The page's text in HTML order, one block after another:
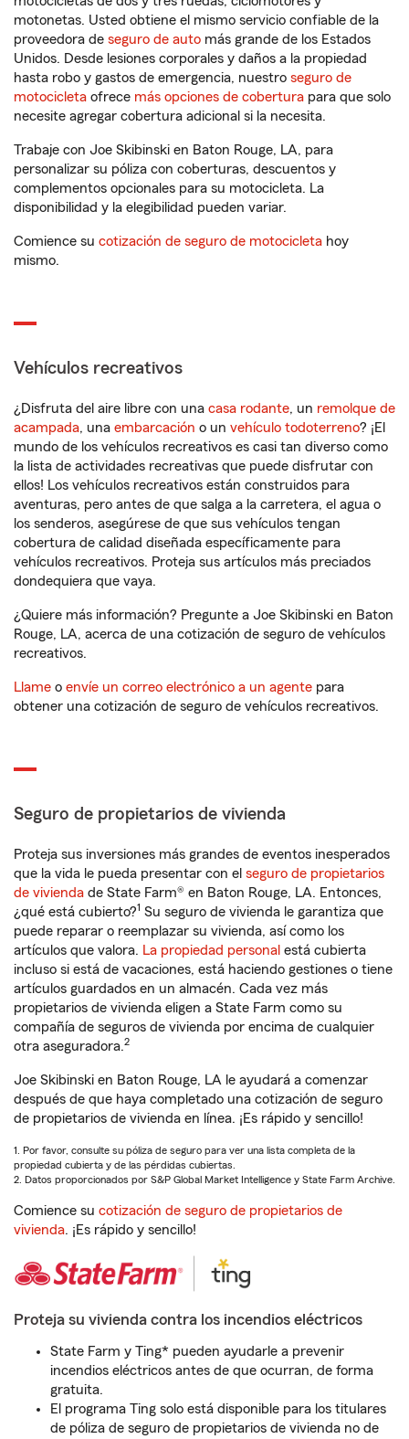
motonetas. Usted obtiene el mismo servicio confiable de la
proveedora de seguro de auto más grande de los Estados
Unidos. Desde lesiones corporales y daños a la propiedad
hasta robo y gastos de emergencia, nuestro seguro de
motocicleta ofrece más opciones de cobertura para que solo
necesite agregar cobertura adicional si la necesita.
Trabaje con Joe Skibinski en Baton Rouge, LA, para
personalizar su póliza con coberturas, descuentos y
complementos opcionales para su motocicleta. La
disponibilidad y la elegibilidad pueden variar.
Comience su cotización de seguro de motocicleta hoy
mismo.
Vehículos recreativos
¿Disfruta del aire libre con una casa rodante, un remolque de
acampada, una embarcación o un vehículo todoterreno? ¡El
mundo de los vehículos recreativos es casi tan diverso como
la lista de actividades recreativas que puede disfrutar con
ellos! Los vehículos recreativos están construidos para
aventuras, pero antes de que salga a la carretera, el agua o
los senderos, asegúrese de que sus vehículos tengan
cobertura de calidad diseñada específicamente para
vehículos recreativos. Proteja sus artículos más preciados
dondequiera que vaya.
¿Quiere más información? Pregunte a Joe Skibinski en Baton
Rouge, LA, acerca de una cotización de seguro de vehículos
recreativos.
Llame o envíe un correo electrónico a un agente para
obtener una cotización de seguro de vehículos recreativos.
Seguro de propietarios de vivienda
Proteja sus inversiones más grandes de eventos inesperados
que la vida le pueda presentar con el seguro de propietarios
de vivienda de State Farm® en Baton Rouge, LA. Entonces,
¿qué está cubierto?1 Su seguro de vivienda le garantiza que
puede reparar o reemplazar su vivienda, así como los
artículos que valora. La propiedad personal está cubierta
incluso si está de vacaciones, está haciendo gestiones o tiene
artículos guardados en un almacén. Cada vez más
propietarios de vivienda eligen a State Farm como su
compañía de seguros de vivienda por encima de cualquier
otra aseguradora.2
Joe Skibinski en Baton Rouge, LA le ayudará a comenzar
después de que haya completado una cotización de seguro
de propietarios de vivienda en línea. ¡Es rápido y sencillo!
1. Por favor, consulte su póliza de seguro para ver una lista completa de la
propiedad cubierta y de las pérdidas cubiertas.
2. Datos proporcionados por S&P Global Market Intelligence y State Farm Archive.
Comience su cotización de seguro de propietarios de
vivienda. ¡Es rápido y sencillo!
Proteja su vivienda contra los incendios eléctricos
State Farm y Ting* pueden ayudarle a prevenir
incendios eléctricos antes de que ocurran, de forma
gratuita.
El programa Ting solo está disponible para los titulares
de póliza de seguro de propietarios de vivienda no de